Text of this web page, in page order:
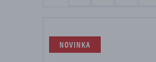
NOVINKA